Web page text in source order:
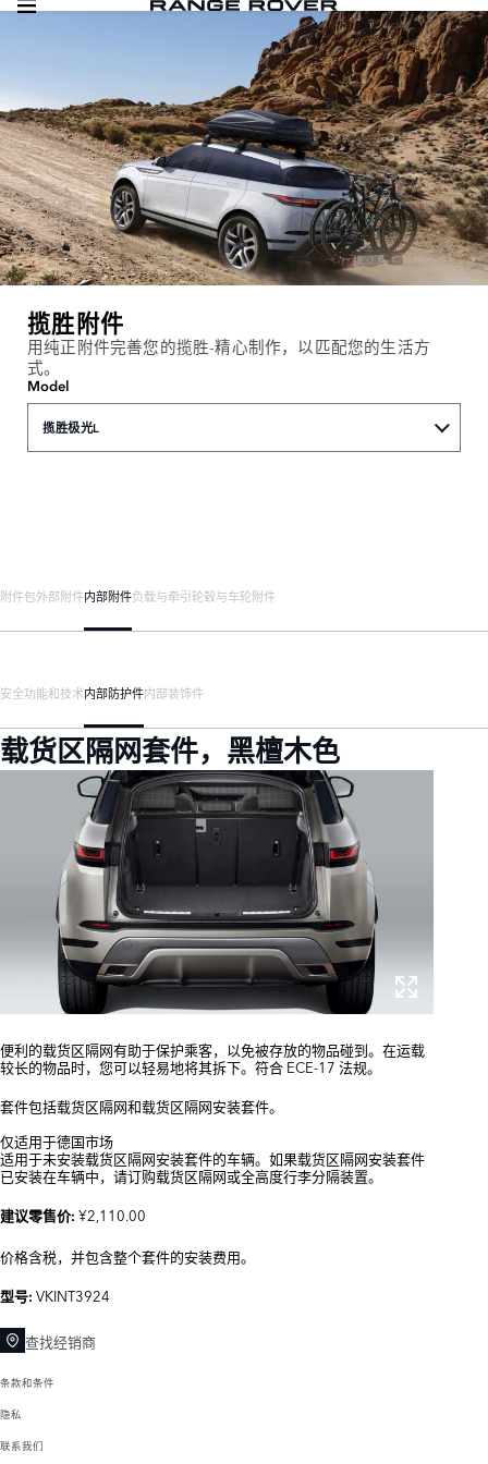
揽胜附件
用纯正附件完善您的揽胜-精心制作，以匹配您的生活方
式。
Model
揽胜极光L
附件包外部附件内部附件负载与牵引轮毂与车轮附件
安全功能和技术内部防护件内部装饰件
载货区隔网套件，黑檀木色
便利的载货区隔网有助于保护乘客，以免被存放的物品碰到。在运载
较长的物品时，您可以轻易地将其拆下。符合 ECE-17 法规。
套件包括载货区隔网和载货区隔网安装套件。
仅适用于德国市场
适用于未安装载货区隔网安装套件的车辆。如果载货区隔网安装套件
已安装在车辆中，请订购载货区隔网或全高度行李分隔装置。
建议零售价: ¥2,110.00
价格含税，并包含整个套件的安装费用。
型号: VKINT3924
查找经销商
条款和条件
隐私
联系我们